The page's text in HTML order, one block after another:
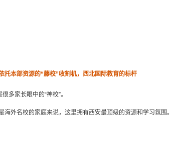
托本部资源的“藤校”收割机，西北国际教育的标杆
很多家长眼中的“神校”。
海外名校的家庭来说，这里拥有西安最顶级的资源和学习氛围。